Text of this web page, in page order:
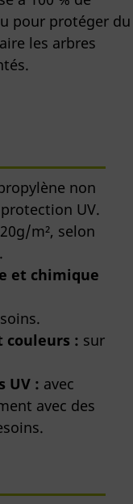
pour protéger du
les arbres
non
UV.
m², selon
et chimique
: sur
UV : avec
avec des